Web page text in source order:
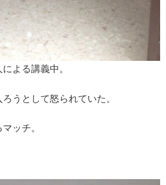
よる講義中。
うとして怒られていた。
ッチ。